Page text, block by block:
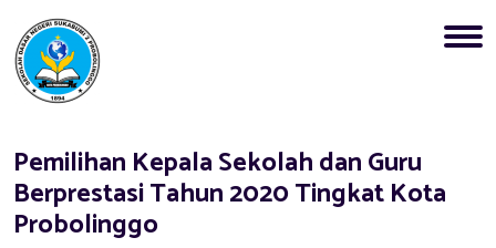
Pemilihan Kepala Sekolah dan Guru
Berprestasi Tahun 2020 Tingkat Kota
Probolinggo